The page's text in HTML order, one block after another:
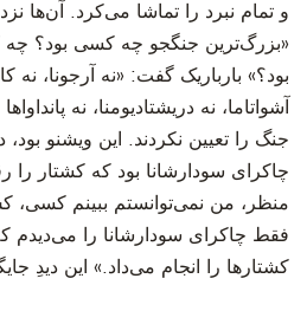
و تمام نبرد را تماشا می‌کرد. آن‌ها
«بزرگ‌ترین جنگجو چه کسی بود؟ چه
بود؟» بارباریک گفت: «نه آرجونا، نه
آشواتاما، نه دریشتادیومنا، نه
جنگ را تعیین نکردند. این ویشنو بود،
چاکرای سودارشانا بود که کشتار را
منظر، من نمی‌توانستم ببینم
فقط چاکرای سودارشانا را می‌دیدم
کشتارها را انجام می‌داد.» این دیدِ